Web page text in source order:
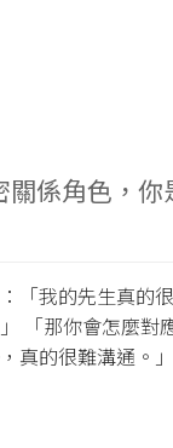
關係角色，你
「我的先生真的
「那你會怎麼對
真的很難溝通。